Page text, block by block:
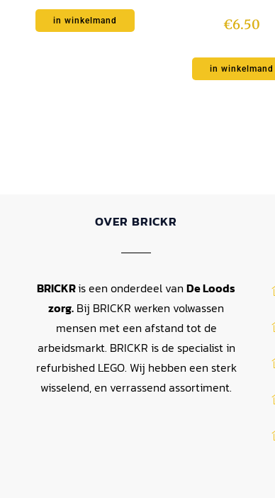
in winkelmand €6.50
in winkelmand
OVER BRICKR
BRICKRis een onderdeel van De Loods
zorg. Bij BRICKR werken volwassen
mensen met een afstand tot de
arbeidsmarkt. BRICKR is de specialist in
refurbished LEGO. Wij hebben een sterk
wisselend, en verrassend assortiment.